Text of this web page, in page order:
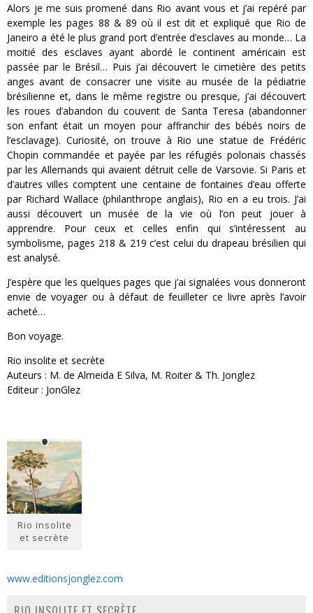
Alors je me suis promené dans Rio avant vous et j’ai repéré par
exemple les pages 88 & 89 où il est dit et expliqué que Rio de
Janeiro a été le plus grand port d’entrée d’esclaves au monde… La
moitié des esclaves ayant abordé le continent américain est
passée par le Brésil… Puis j’ai découvert le cimetière des petits
anges avant de consacrer une visite au musée de la pédiatrie
brésilienne et, dans le même registre ou presque, j’ai découvert
les roues d’abandon du couvent de Santa Teresa (abandonner
son enfant était un moyen pour affranchir des bébés noirs de
l’esclavage). Curiosité, on trouve à Rio une statue de Frédéric
Chopin commandée et payée par les réfugiés polonais chassés
par les Allemands qui avaient détruit celle de Varsovie. Si Paris et
d’autres villes comptent une centaine de fontaines d’eau offerte
par Richard Wallace (philanthrope anglais), Rio en a eu trois. J’ai
aussi découvert un musée de la vie où l’on peut jouer à
apprendre. Pour ceux et celles enfin qui s’intéressent au
symbolisme, pages 218 & 219 c’est celui du drapeau brésilien qui
est analysé.
J’espère que les quelques pages que j’ai signalées vous donneront
envie de voyager ou à défaut de feuilleter ce livre après l’avoir
acheté…
Bon voyage.
Rio insolite et secrète
Auteurs : M. de Almeida E Silva, M. Roiter & Th. Jonglez
Editeur : JonGlez
Rio insolite
et secrète
www.editionsjonglez.com